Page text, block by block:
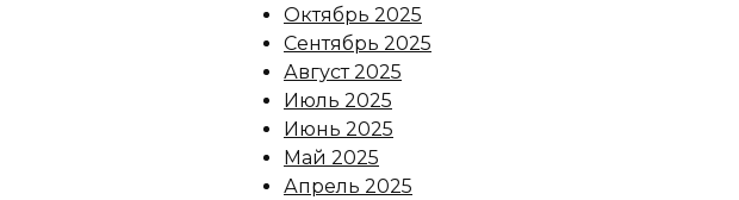
Октябрь 2025
Сентябрь 2025
Август 2025
Июль 2025
Июнь 2025
Май 2025
Апрель 2025